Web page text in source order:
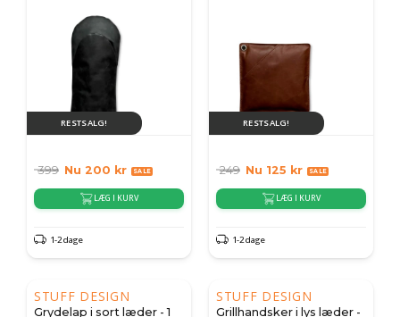
RESTSALG!
399 Nu 200 kr
LÆG I KURV
1-2 dage
RESTSALG!
249 Nu 125 kr
LÆG I KURV
1-2 dage
STUFF DESIGN
Grydelap i sort læder - 1
STUFF DESIGN
Grillhandsker i lys læder -